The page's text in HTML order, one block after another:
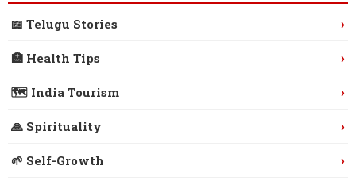
📖 Telugu Stories ›
🏥 Health Tips ›
🗺️ India Tourism ›
🙏 Spirituality ›
🌱 Self-Growth ›